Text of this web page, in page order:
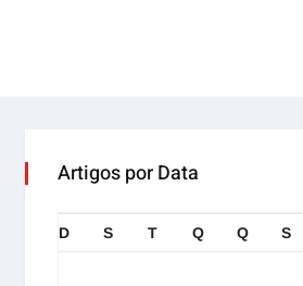
Artigos por Data
D S T Q Q S